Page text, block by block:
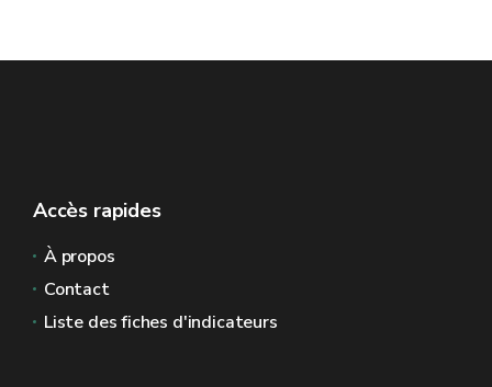
Accès rapides
À propos
Contact
Liste des fiches d'indicateurs